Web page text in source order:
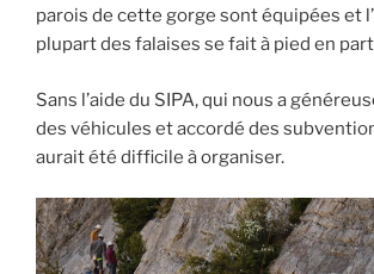
parois de cette gorge sont équipées et
plupart des falaises se fait à pied en
Sans l’aide du SIPA, qui nous a
des véhicules et accordé des
aurait été difficile à organiser.